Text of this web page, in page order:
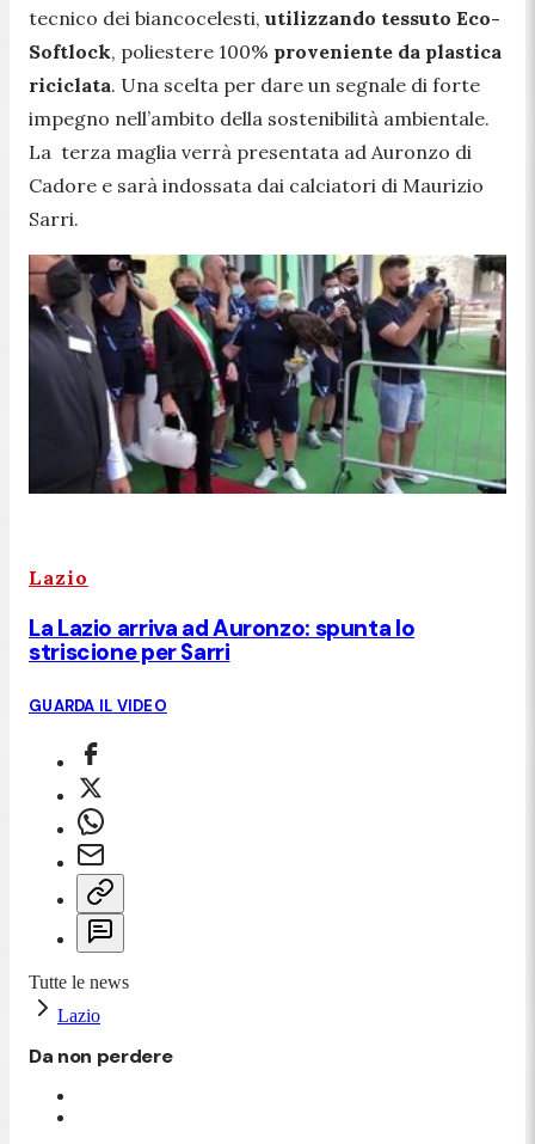
tecnico dei biancocelesti, utilizzando tessuto Eco-
Softlock, poliestere 100% proveniente da plastica
riciclata. Una scelta per dare un segnale di forte
impegno nell’ambito della sostenibilità ambientale.
La terza maglia verrà presentata ad Auronzo di
Cadore e sarà indossata dai calciatori di Maurizio
Sarri.
Lazio
La Lazio arriva ad Auronzo: spunta lo
striscione per Sarri
GUARDA IL VIDEO
Tutte le news
Lazio
Da non perdere